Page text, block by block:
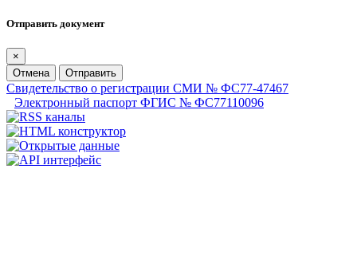
Отправить документ
×
Отмена
Отправить
Свидетельство о регистрации СМИ № ФС77-47467
Электронный паспорт ФГИС № ФС77110096